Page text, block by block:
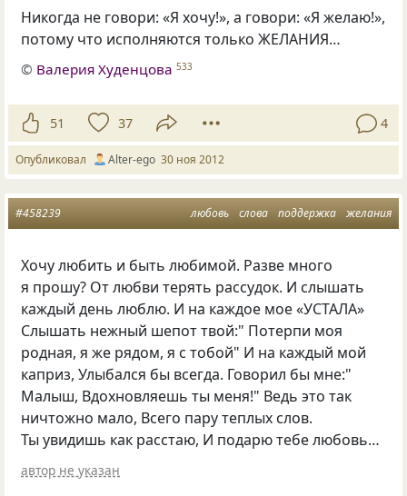
Никогда не говори: «Я хочу!», а говори: «Я желаю!»,
потому что исполняются только ЖЕЛАНИЯ…
© Валерия Худенцова 533
51 37 4
Опубликовал Alter-ego 30 ноя 2012
любовь слова поддержка желания
#458239
Хочу любить и быть любимой. Разве много
я прошу? От любви терять рассудок. И слышать
каждый день люблю. И на каждое мое«УСТАЛА»
Слышать нежный шепот твой:" Потерпи моя
родная, я же рядом, я с тобой" И на каждый мой
каприз, Улыбался бы всегда. Говорил бы мне:"
Малыш, Вдохновляешь ты меня!" Ведь это так
ничтожно мало, Всего пару теплых слов.
Ты увидишь как расстаю, И подарю тебе любовь…
автор не указан